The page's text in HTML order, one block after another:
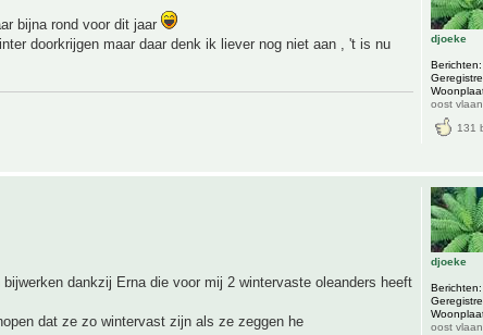
bijna rond voor dit jaar
doorkrijgen maar daar denk ik liever nog niet aan , 't is nu
djoeke
Berichten:
oost
131
dankzij Erna die voor mij 2 wintervaste oleanders heeft
dat ze zo wintervast zijn als ze zeggen he
djoeke
Berichten:
oost